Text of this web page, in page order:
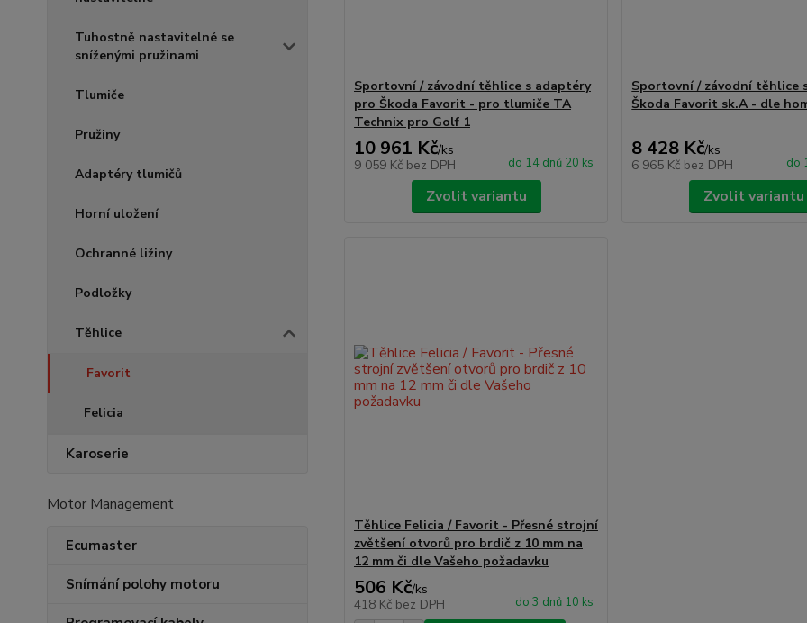
Tuhostně nastavitelné se
sníženými pružinami
Tlumiče
Pružiny
Adaptéry tlumičů
Horní uložení
Ochranné ližiny
Podložky
Těhlice
Favorit
Felicia
Karoserie
Motor Management
Ecumaster
Snímání polohy motoru
Sportovní / závodní těhlice s adaptéry
pro Škoda Favorit - pro tlumiče TA
Technix pro Golf 1
10 961 Kč/ks
9 059 Kč bez DPH do 14 dnů 20 ks
Zvolit variantu
Sportovní / závodní těhlice
Škoda Favorit sk.A - dle
8 428 Kč/ks
6 965 Kč bez DPH do
Zvolit variantu
Těhlice Felicia / Favorit - Přesné strojní
zvětšení otvorů pro brdič z 10 mm na
12 mm či dle Vašeho požadavku
506 Kč/ks
418 Kč bez DPH do 3 dnů 10 ks